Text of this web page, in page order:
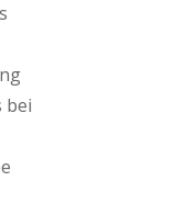
bei